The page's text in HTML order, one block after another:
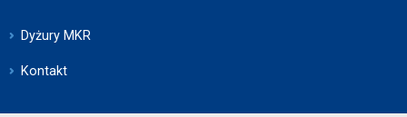
Dyżury MKR
Kontakt